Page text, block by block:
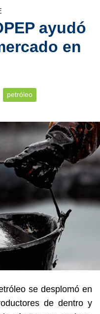
ayudó
en
petróleo
se desplomó en
de dentro y